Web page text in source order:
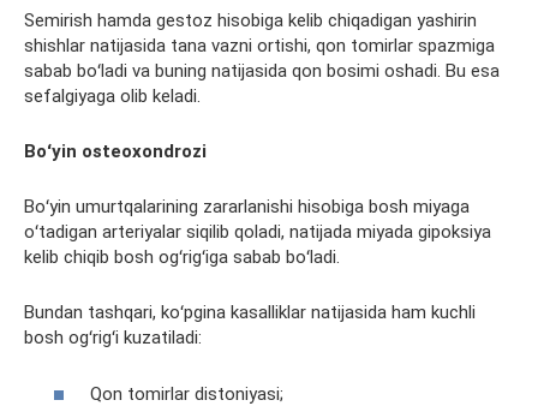
Semirish hamda gestoz hisobiga kelib chiqadigan yashirin
shishlar natijasida tana vazni ortishi, qon tomirlar spazmiga
sabab boʻladi va buning natijasida qon bosimi oshadi. Bu esa
sefalgiyaga olib keladi.
Boʻyin osteoxondrozi
Boʻyin umurtqalarining zararlanishi hisobiga bosh miyaga
oʻtadigan arteriyalar siqilib qoladi, natijada miyada gipoksiya
kelib chiqib bosh ogʻrigʻiga sabab boʻladi.
Bundan tashqari, koʻpgina kasalliklar natijasida ham kuchli
bosh ogʻrigʻi kuzatiladi:
Qon tomirlar distoniyasi;